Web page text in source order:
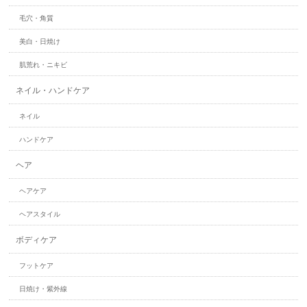
毛穴・角質
美白・日焼け
肌荒れ・ニキビ
ネイル・ハンドケア
ネイル
ハンドケア
ヘア
ヘアケア
ヘアスタイル
ボディケア
フットケア
日焼け・紫外線